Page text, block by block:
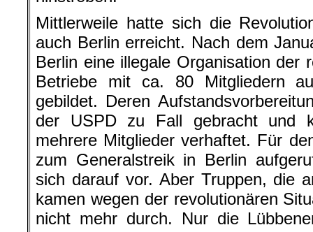
Mittlerweile hatte sich die
auch Berlin erreicht. Nach dem
Berlin eine illegale Organisation der
Betriebe mit ca. 80 Mitgliedern
gebildet. Deren
der USPD zu Fall gebracht und
mehrere Mitglieder verhaftet. Für
zum Generalstreik in Berlin
sich darauf vor. Aber Truppen, die
kamen wegen der revolutionären
nicht mehr durch. Nur die